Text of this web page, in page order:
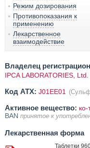
Режим дозирования
Противопоказания к
применению
Лекарственное
взаимодействие
Владелец
IPCA LABORATORIES, Ltd.
Код ATX: J01EE01
Активное вещество: ко-
BAN принятое к
Лекарственная форма
Таблетки